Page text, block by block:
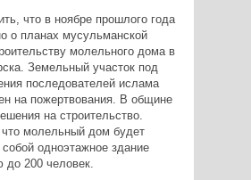
что в ноябре прошлого года
о планах мусульманской
молельного дома в
Земельный участок под
последователей ислама
на пожертвования. В общине
на строительство.
что молельный дом будет
одноэтажное здание
до 200 человек.